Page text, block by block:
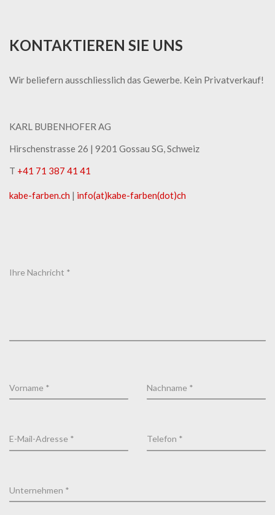
KONTAKTIEREN SIE UNS
Wir beliefern ausschliesslich das Gewerbe. Kein Privatverkauf!
KARL BUBENHOFER AG
Hirschenstrasse 26 | ​9201 Gossau SG, Schweiz
T +41 71 387 41 41
kabe-​farben.ch | info(at)kabe-​farben(dot)ch